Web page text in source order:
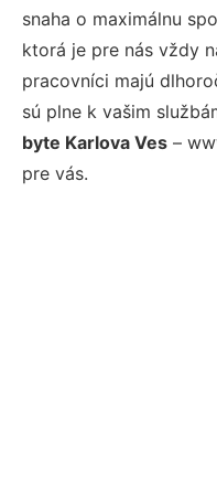
snaha o maximálnu
ktorá je pre nás vždy
pracovníci majú
sú plne k vašim
byte Karlova Ves –
pre vás.